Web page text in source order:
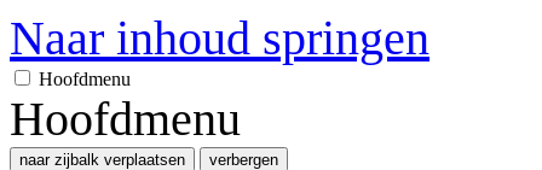
Naar inhoud springen
Hoofdmenu
Hoofdmenu
naar zijbalk verplaatsen verbergen